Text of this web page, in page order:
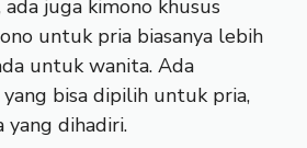
juga kimono khusus
untuk pria biasanya lebih
untuk wanita. Ada
bisa dipilih untuk pria,
yang dihadiri.